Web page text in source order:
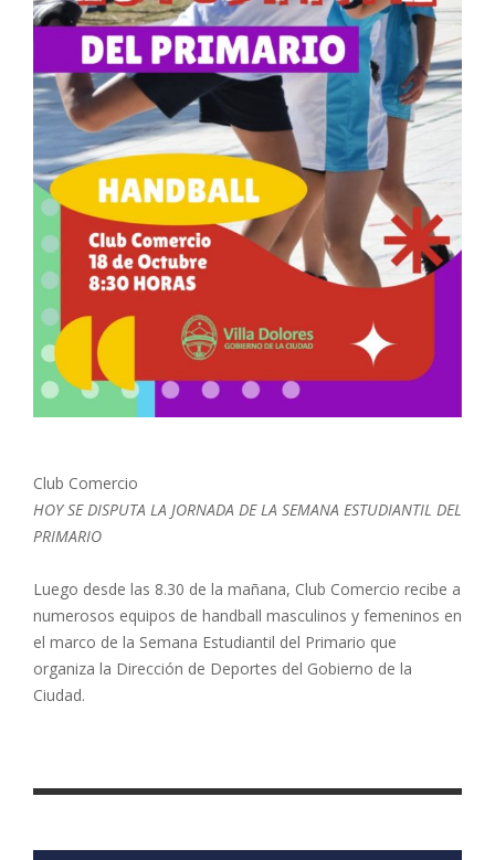
Club Comercio
HOY SE DISPUTA LA JORNADA DE LA SEMANA ESTUDIANTIL DEL
PRIMARIO
Luego desde las 8.30 de la mañana, Club Comercio recibe a
numerosos equipos de handball masculinos y femeninos en
el marco de la Semana Estudiantil del Primario que
organiza la Dirección de Deportes del Gobierno de la
Ciudad.